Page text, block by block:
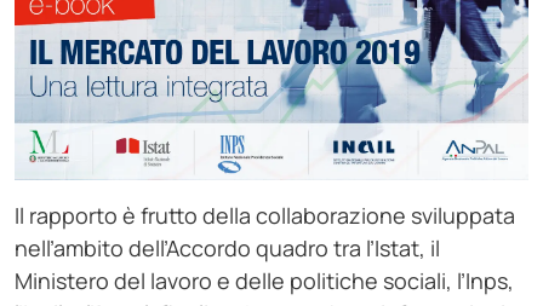
Il rapporto è frutto della collaborazione sviluppata
nell’ambito dell’Accordo quadro tra l’Istat, il
Ministero del lavoro e delle politiche sociali, l’Inps,